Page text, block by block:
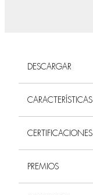
DESCARGAR
CARACTERÍSTICAS
CERTIFICACIONES
PREMIOS